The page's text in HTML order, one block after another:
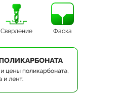
Сверление Фаска